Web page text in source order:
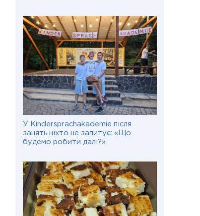
У Kindersprachakademie після
занять ніхто не запитує: «Що
будемо робити далі?»